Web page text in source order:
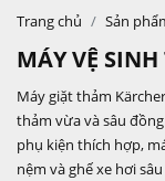
Trang chủ Sản
MÁY VỆ
Máy giặt thảm
thảm vừa và sâu
phụ kiện thích hợp,
nệm và ghế xe hơi